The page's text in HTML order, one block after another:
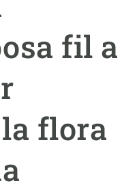
fil a
flora